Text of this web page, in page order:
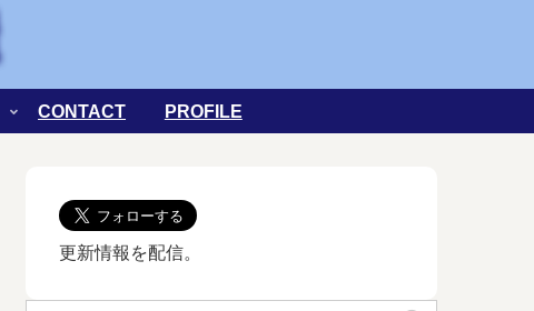
CONTACT PROFILE
更新情報を配信。